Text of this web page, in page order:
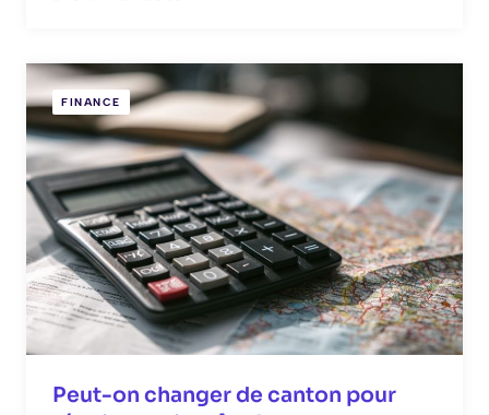
FINANCE
Peut-on changer de canton pour